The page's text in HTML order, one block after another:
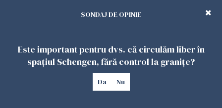
SONDAJ DE OPINIE
Este important pentru dvs. că circulăm liber în
spațiul Schengen, fără control la granițe?
Da Nu